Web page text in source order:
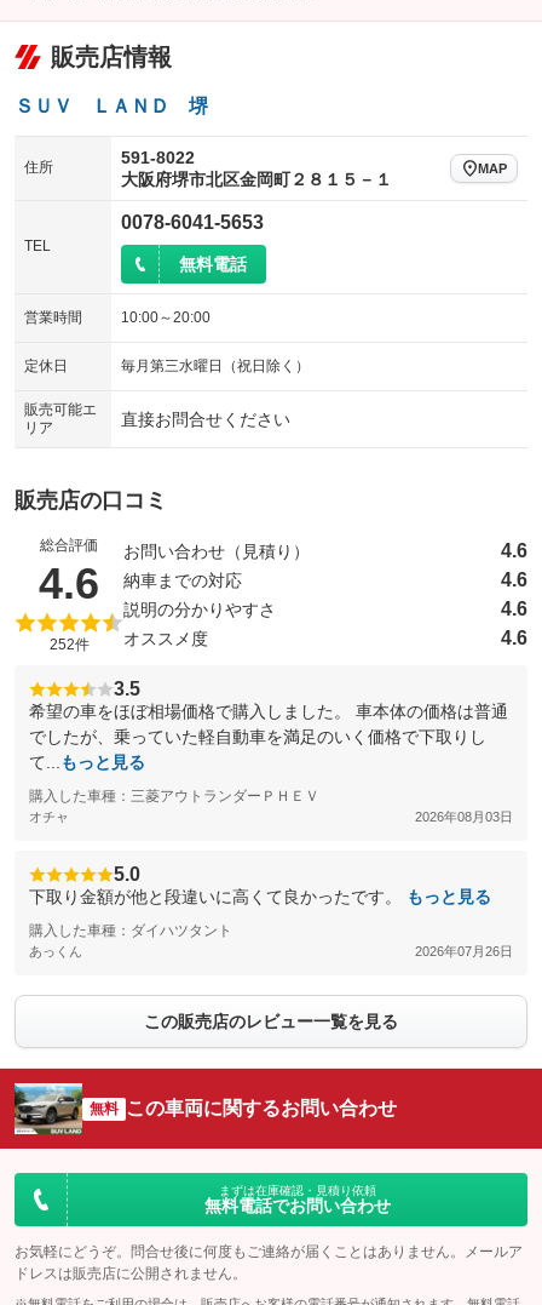
販売店情報
ＳＵＶ ＬＡＮＤ 堺
住所
591-8022
大阪府堺市北区金岡町２８１５－１
MAP
TEL
0078-6041-5653
無料電話
営業時間 10:00～20:00
定休日 毎月第三水曜日（祝日除く）
販売可能エ
リア
直接お問合せください
販売店の口コミ
総合評価
4.6 （5点満点中）
252件
お問い合わせ（見積り） 4.6
納車までの対応 4.6
説明の分かりやすさ 4.6
オススメ度 4.6
3.5
希望の車をほぼ相場価格で購入しました。 車本体の価格は普通
でしたが、乗っていた軽自動車を満足のいく価格で下取りし
て...
もっと見る
購入した車種：三菱アウトランダーＰＨＥＶ
オチャ 2026年08月03日
5.0
下取り金額が他と段違いに高くて良かったです。 もっと見る
購入した車種：ダイハツタント
あっくん 2026年07月26日
この販売店のレビュー一覧を見る
無料 この車両に関するお問い合わせ
まずは在庫確認・見積り依頼
無料電話でお問い合わせ
お気軽にどうぞ。問合せ後に何度もご連絡が届くことはありません。メールア
ドレスは販売店に公開されません。